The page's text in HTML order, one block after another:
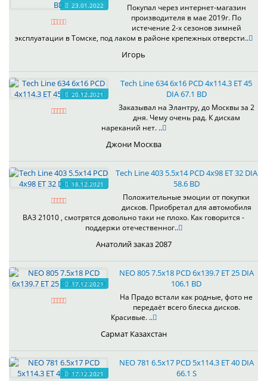
23.01.2022
Покупал через интернет-магазин
производителя в мае 2019г. По
истечение 2-х сезонов зимней
эксплуатации в Томске, под лаком в районе крепежных отверсти..
Игорь
20.12.2021
Tech Line 634 6x16 PCD 4x114.3 ET 45
DIA 67.1 BD
Заказывал на Элантру, до Москвы за 2
дня. Чему очень рад. К дискам
нареканий нет. ..
Джони Москва
18.12.2021
Tech Line 403 5.5x14 PCD 4x98 ET 32 DIA
58.6 BD
Положительные эмоции от покупки
дисков. Приобретал для автомобиля
ВАЗ 21010 , смотрятся довольно таки не плохо. Как говорится -
поддержи отечественног..
Анатолий заказ 2087
17.12.2021
NEO 805 7.5x18 PCD 6x139.7 ET 25 DIA
106.1 BD
На Прадо встали как родные, фото не
передаёт всего блеска дисков.
Красивые. ..
Сармат Казахстан
17.12.2021
NEO 781 6.5x17 PCD 5x114.3 ET 40 DIA
66.1 S